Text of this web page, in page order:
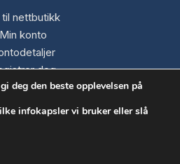
til nettbutikk
Min konto
deg
passord
deg den beste opplevelsen på
infokapsler vi bruker eller slå